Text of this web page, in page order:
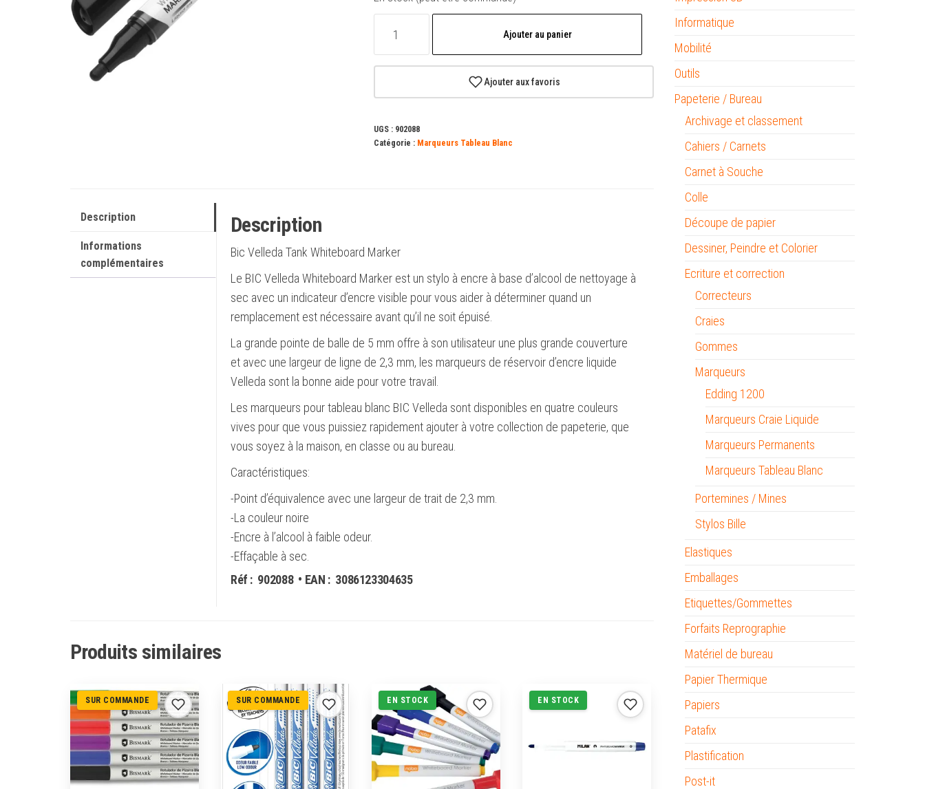
tableau
à
Pointe
moyenne
-
Course
2,3
mm
-
Encre
liquide
à
-
Ajouter au panier
Ajouter aux favoris
UGS : 902088
Catégorie : Marqueurs Tableau Blanc
Description
Informations
complémentaires
Description
Bic Velleda Tank Whiteboard Marker
Le BIC Velleda Whiteboard Marker est un stylo à encre à base d’alcool de nettoyage à
sec avec un indicateur d’encre visible pour vous aider à déterminer quand un
remplacement est nécessaire avant qu’il ne soit épuisé.
La grande pointe de balle de 5 mm offre à son utilisateur une plus grande couverture
et avec une largeur de ligne de 2,3 mm, les marqueurs de réservoir d’encre liquide
Velleda sont la bonne aide pour votre travail.
Les marqueurs pour tableau blanc BIC Velleda sont disponibles en quatre couleurs
vives pour que vous puissiez rapidement ajouter à votre collection de papeterie, que
vous soyez à la maison, en classe ou au bureau.
Caractéristiques:
-Point d’équivalence avec une largeur de trait de 2,3 mm.
-La couleur noire
-Encre à l’alcool à faible odeur.
-Effaçable à sec.
Réf : 902088 • EAN : 3086123304635
Produits similaires
SUR COMMANDE SUR COMMANDE EN STOCK EN STOCK
Informatique
Mobilité
Outils
Papeterie / Bureau
Archivage et classement
Cahiers / Carnets
Carnet à Souche
Colle
Découpe de papier
Dessiner, Peindre et Colorier
Ecriture et correction
Correcteurs
Craies
Gommes
Marqueurs
Edding 1200
Marqueurs Craie Liquide
Marqueurs Permanents
Marqueurs Tableau Blanc
Portemines / Mines
Stylos Bille
Elastiques
Emballages
Etiquettes/Gommettes
Forfaits Reprographie
Matériel de bureau
Papier Thermique
Papiers
Patafix
Plastification
Post-it